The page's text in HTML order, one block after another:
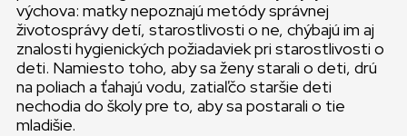
výchova: matky nepoznajú metódy správnej
životosprávy detí, starostlivosti o ne, chýbajú im aj
znalosti hygienických požiadaviek pri starostlivosti o
deti. Namiesto toho, aby sa ženy starali o deti, drú
na poliach a ťahajú vodu, zatiaľčo staršie deti
nechodia do školy pre to, aby sa postarali o tie
mladišie.